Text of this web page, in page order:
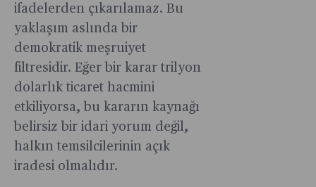
ifadelerden çıkarılamaz. Bu
yaklaşım aslında bir
demokratik meşruiyet
filtresidir. Eğer bir karar trilyon
dolarlık ticaret hacmini
etkiliyorsa, bu kararın kaynağı
belirsiz bir idari yorum değil,
halkın temsilcilerinin açık
iradesi olmalıdır.